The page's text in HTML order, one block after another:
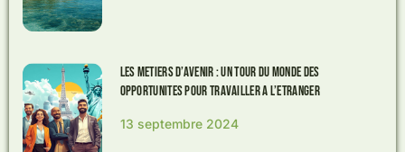
Les metiers d’avenir : un tour du monde des
opportunites pour travailler a l’etranger
13 septembre 2024